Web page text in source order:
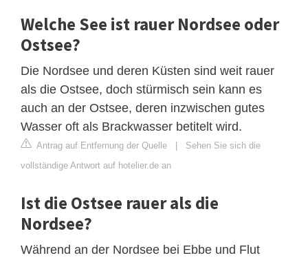
Welche See ist rauer Nordsee oder
Ostsee?
Die Nordsee und deren Küsten sind weit rauer
als die Ostsee, doch stürmisch sein kann es
auch an der Ostsee, deren inzwischen gutes
Wasser oft als Brackwasser betitelt wird.
Antrag auf Entfernung der Quelle
Sehen Sie sich die
vollständige Antwort auf hotelier.de an
Ist die Ostsee rauer als die
Nordsee?
Während an der Nordsee bei Ebbe und Flut